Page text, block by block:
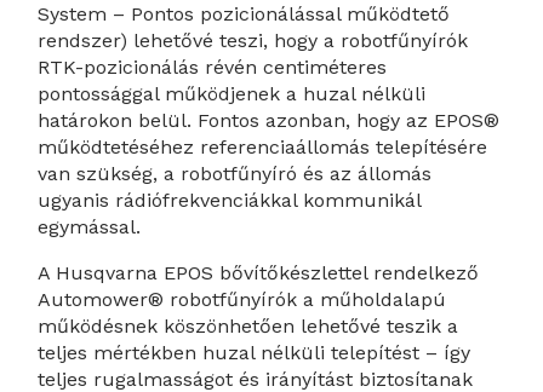
System – Pontos pozicionálással működtető
rendszer) lehetővé teszi, hogy a robotfűnyírók
RTK-pozicionálás révén centiméteres
pontossággal működjenek a huzal nélküli
határokon belül. Fontos azonban, hogy az EPOS®
működtetéséhez referenciaállomás telepítésére
van szükség, a robotfűnyíró és az állomás
ugyanis rádiófrekvenciákkal kommunikál
egymással.
A Husqvarna EPOS bővítőkészlettel rendelkező
Automower® robotfűnyírók a műholdalapú
működésnek köszönhetően lehetővé teszik a
teljes mértékben huzal nélküli telepítést – így
teljes rugalmasságot és irányítást biztosítanak